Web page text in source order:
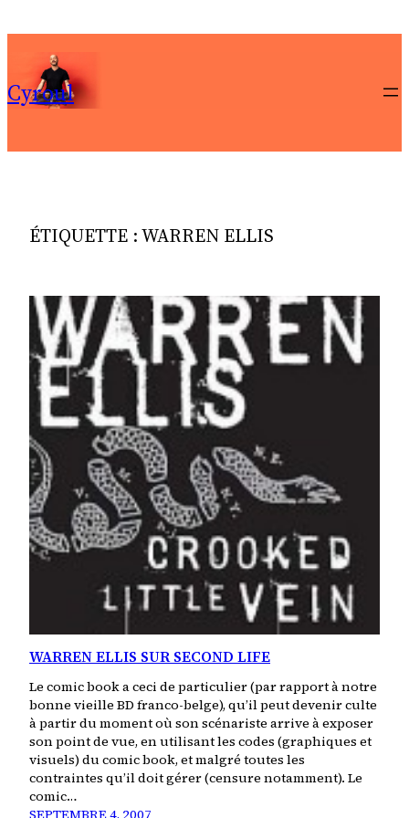
au
contenu
Cyroul
ÉTIQUETTE :WARREN ELLIS
WARREN ELLIS SUR SECOND LIFE
Le comic book a ceci de particulier (par rapport à notre
bonne vieille BD franco-belge), qu’il peut devenir culte
à partir du moment où son scénariste arrive à exposer
son point de vue, en utilisant les codes (graphiques et
visuels) du comic book, et malgré toutes les
contraintes qu’il doit gérer (censure notamment). Le
comic…